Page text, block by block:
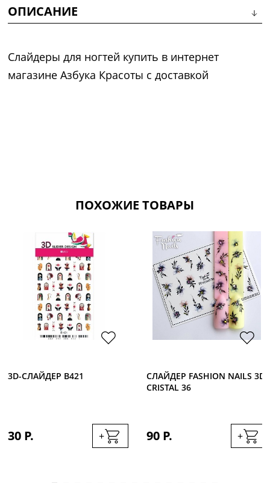
ОПИСАНИЕ
Слайдеры для ногтей купить в интернет
магазине Азбука Красоты с доставкой
ПОХОЖИЕ ТОВАРЫ
3D-CЛАЙДЕР B421
30 Р. +
СЛАЙДЕР FASHION NAILS 3D
CRISTAL 36
90 Р. +